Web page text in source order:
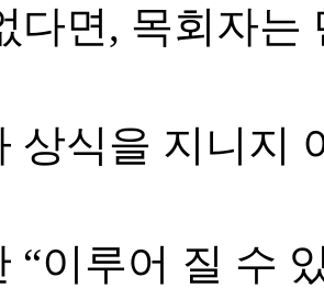
다면, 목회자는
상식을 지니지
“이루어 질 수